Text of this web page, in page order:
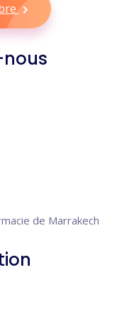
de Marrakech